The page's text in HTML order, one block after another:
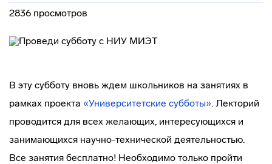
2836 просмотров
В эту субботу вновь ждем школьников на занятиях в
рамках проекта «Университетские субботы». Лекторий
проводится для всех желающих, интересующихся и
занимающихся научно-технической деятельностью.
Все занятия бесплатно! Необходимо только пройти